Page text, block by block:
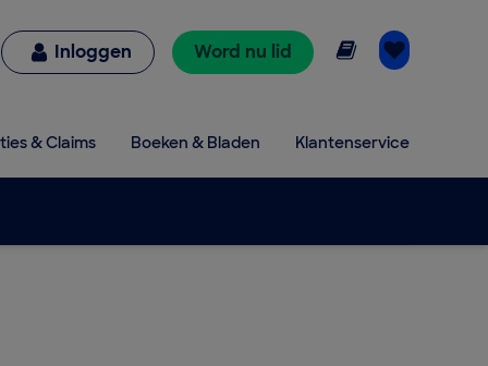
Inloggen Word nu lid Online lezen
& Claims Boeken & Bladen Klantenservice